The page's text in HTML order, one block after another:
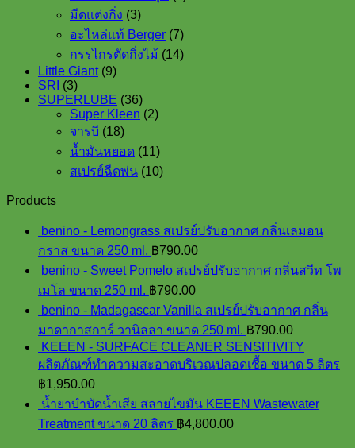
products
มีดแต่งกิ่ง 33
products
อะไหล่แท้ Berger 77
products
กรรไกรตัดกิ่งไม้ 1414
products
Little Giant 99
SRI 33
products
SUPERLUBE 3636
products
Super Kleen 22
จารบี 1818
products
น้ำมันหยอด 1111
products
สเปรย์ฉีดพ่น 1010
products
Products
benino - Lemongrass สเปรย์ปรับอากาศ กลิ่นเลมอน
กราส ขนาด 250 ml. ฿790.00
benino - Sweet Pomelo สเปรย์ปรับอากาศ กลิ่นสวีท โพ
เมโล ขนาด 250 ml. ฿790.00
benino - Madagascar Vanilla สเปรย์ปรับอากาศ กลิ่น
มาดากาสการ์ วานิลลา ขนาด 250 ml. ฿790.00
KEEEN - SURFACE CLEANER SENSITIVITY
ผลิตภัณฑ์ทำความสะอาดบริเวณปลอดเชื้อ ขนาด 5 ลิตร
฿1,950.00
น้ำยาบำบัดน้ำเสีย สลายไขมัน KEEEN Wastewater
Treatment ขนาด 20 ลิตร ฿4,800.00